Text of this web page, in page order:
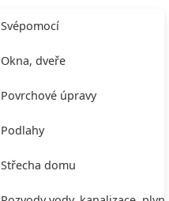
Svépomocí
Okna, dveře
Povrchové úpravy
Podlahy
Střecha domu